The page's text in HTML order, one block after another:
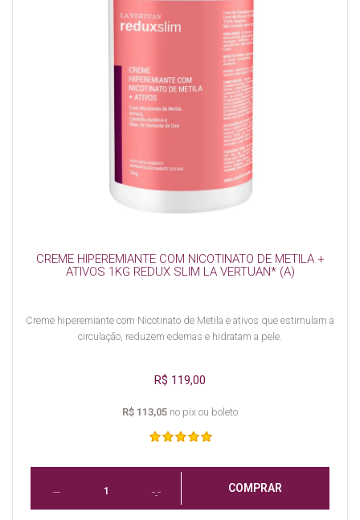
CREME HIPEREMIANTE COM NICOTINATO DE METILA +
ATIVOS 1KG REDUX SLIM LA VERTUAN* (A)
Creme hiperemiante com Nicotinato de Metila e ativos que estimulam a
circulação, reduzem edemas e hidratam a pele.
R$ 119,00
R$ 113,05 no pix ou boleto
COMPRAR